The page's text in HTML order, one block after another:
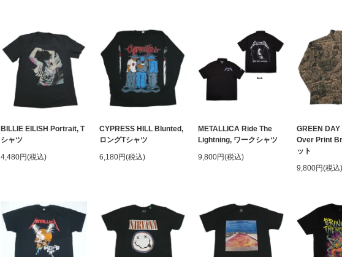
BILLIE EILISH Portrait, T
シャツ
4,480円(税込)
CYPRESS HILL Blunted,
ロングTシャツ
6,180円(税込)
METALLICA Ride The
Lightning, ワークシャツ
9,800円(税込)
GREEN DAY
Over Print
ット
9,800円(税込)